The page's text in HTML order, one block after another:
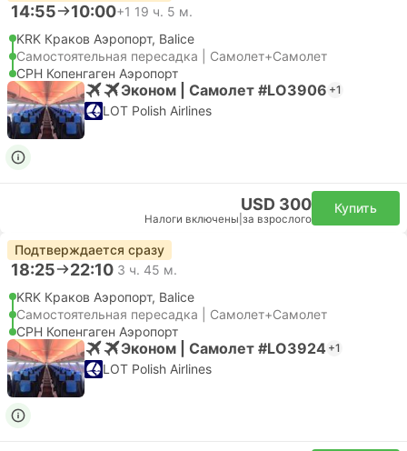
14:55 10:00+1 19 ч. 5 м.
KRK Краков Аэропорт, Balice
Самостоятельная пересадка | Самолет+Самолет
CPH Копенгаген Аэропорт
Эконом | Самолет #LO3906 +1
LOT Polish Airlines
USD 300
Налоги включены за взрослого
Купить
Подтверждается сразу
18:25 22:10 3 ч. 45 м.
KRK Краков Аэропорт, Balice
Самостоятельная пересадка | Самолет+Самолет
CPH Копенгаген Аэропорт
Эконом | Самолет #LO3924 +1
LOT Polish Airlines